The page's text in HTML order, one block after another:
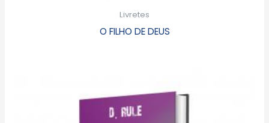
Livretes
O FILHO DE DEUS